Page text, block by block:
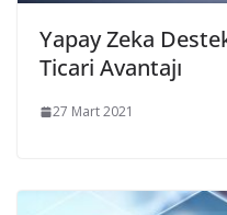
Yapay Zeka
Ticari Avantajı
27 Mart 2021